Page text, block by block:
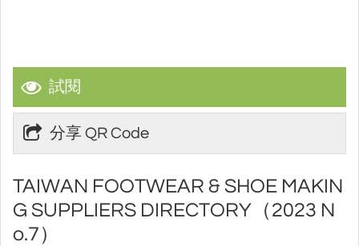
試閱
分享 QR Code
TAIWAN FOOTWEAR & SHOE MAKIN
G SUPPLIERS DIRECTORY（2023 N
o.7）